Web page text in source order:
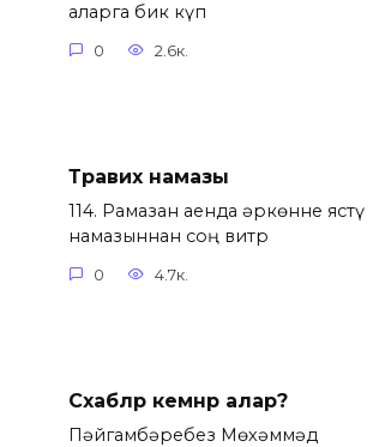
аларга бик күп
0 2.6к.
Тәравих намазы
114. Рамазан аенда һәркөнне ястү
намазыннан соң витр
0 4.7к.
Сәхабәләр кемнәр алар?
Пәйгамбәребез Мөхәммәд